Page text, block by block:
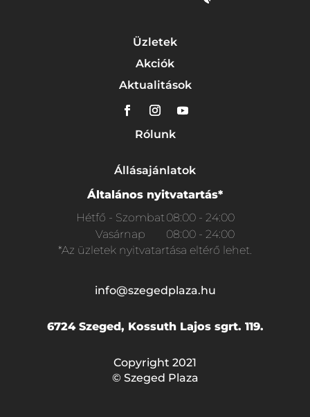
Üzletek
Akciók
Aktualitások
Rólunk
Állásajánlatok
Általános nyitvatartás*
Hétfő - Szombat08:00 - 24:00
Vasárnap
08:00 - 24:00
*Az üzletek nyitvatartása eltérő lehet.
info@szegedplaza.hu
6724 Szeged, Kossuth Lajos sgrt. 119.
Copyright 2021
© Szeged Plaza